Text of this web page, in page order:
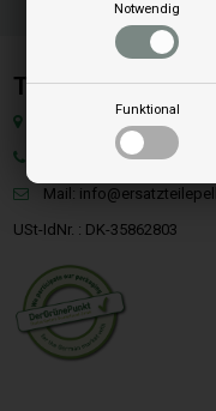
Notwendig
Funktional
Team SpareParts
Klejsgaardvej 19A, Dk-
Tel: +49 40 299 99274
Mail:
USt-IdNr. : DK-35862803